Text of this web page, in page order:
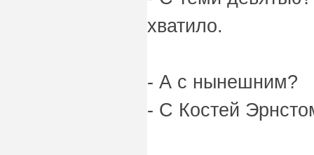
хватило.
- А с нынешним?
- С Костей